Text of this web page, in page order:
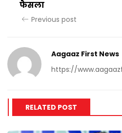
फैसला
Previous post
Aagaaz First News
https://
RELATED POST